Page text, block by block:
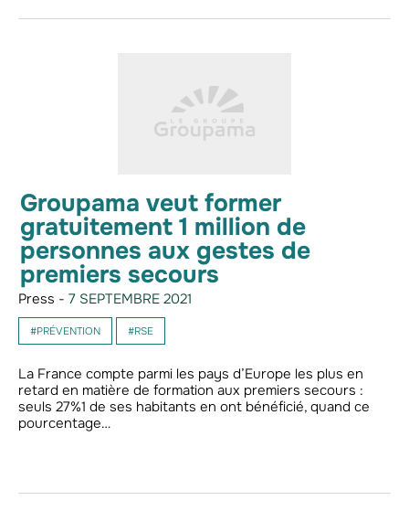
Groupama veut former
gratuitement 1 million de
personnes aux gestes de
premiers secours
Press - 7 SEPTEMBRE 2021
#PRÉVENTION #RSE
La France compte parmi les pays d’Europe les plus en
retard en matière de formation aux premiers secours :
seuls 27%1 de ses habitants en ont bénéficié, quand ce
pourcentage…